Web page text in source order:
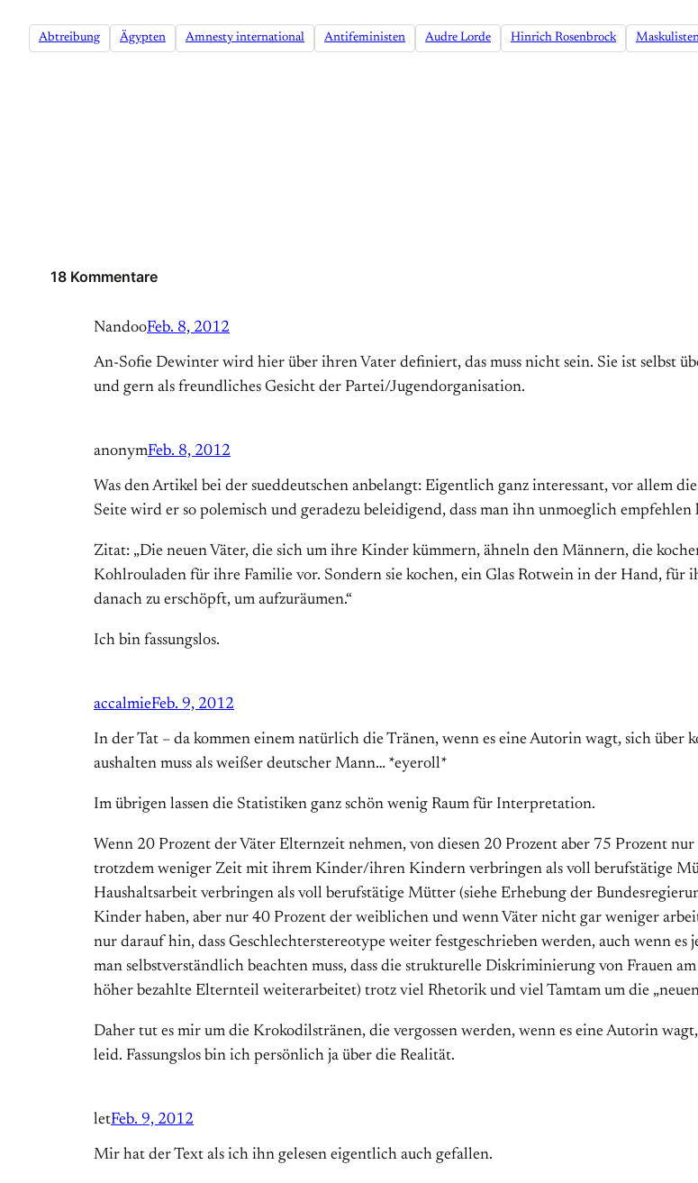
Abtreibung Ägypten Amnesty international Antifeministen Audre Lorde Hinrich Rosenbrock
18 Kommentare
NandooFeb. 8, 2012
An-Sofie Dewinter wird hier über ihren Vater definiert, das muss nicht sein. Sie ist selbst
und gern als freundliches Gesicht der Partei/Jugendorganisation.
anonymFeb. 8, 2012
Was den Artikel bei der sueddeutschen anbelangt: Eigentlich ganz interessant, vor allem
Seite wird er so polemisch und geradezu beleidigend, dass man ihn unmoeglich empfehlen
Zitat: „Die neuen Väter, die sich um ihre Kinder kümmern, ähneln den Männern, die
Kohlrouladen für ihre Familie vor. Sondern sie kochen, ein Glas Rotwein in der Hand, für
danach zu erschöpft, um aufzuräumen.“
Ich bin fassungslos.
accalmieFeb. 9, 2012
In der Tat – da kommen einem natürlich die Tränen, wenn es eine Autorin wagt, sich über
aushalten muss als weißer deutscher Mann… *eyeroll*
Im übrigen lassen die Statistiken ganz schön wenig Raum für Interpretation.
Wenn 20 Prozent der Väter Elternzeit nehmen, von diesen 20 Prozent aber 75 Prozent
trotzdem weniger Zeit mit ihrem Kinder/ihren Kindern verbringen als voll berufstätige
Haushaltsarbeit verbringen als voll berufstätige Mütter (siehe Erhebung der
Kinder haben, aber nur 40 Prozent der weiblichen und wenn Väter nicht gar weniger
nur darauf hin, dass Geschlechterstereotype weiter festgeschrieben werden, auch wenn es
man selbstverständlich beachten muss, dass die strukturelle Diskriminierung von Frauen
höher bezahlte Elternteil weiterarbeitet) trotz viel Rhetorik und viel Tamtam um die „neuen
Daher tut es mir um die Krokodilstränen, die vergossen werden, wenn es eine Autorin
leid. Fassungslos bin ich persönlich ja über die Realität.
letFeb. 9, 2012
Mir hat der Text als ich ihn gelesen eigentlich auch gefallen.